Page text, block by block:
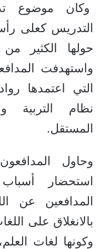
وكان موضوع
التدريس كعلى
حولها الكثير من
واستهدفت
التي اعتمدها
نظام التربية
المستقل.
وحاول
استحضار
المدافعين عن
بالانغلاق على
وكونها لغات